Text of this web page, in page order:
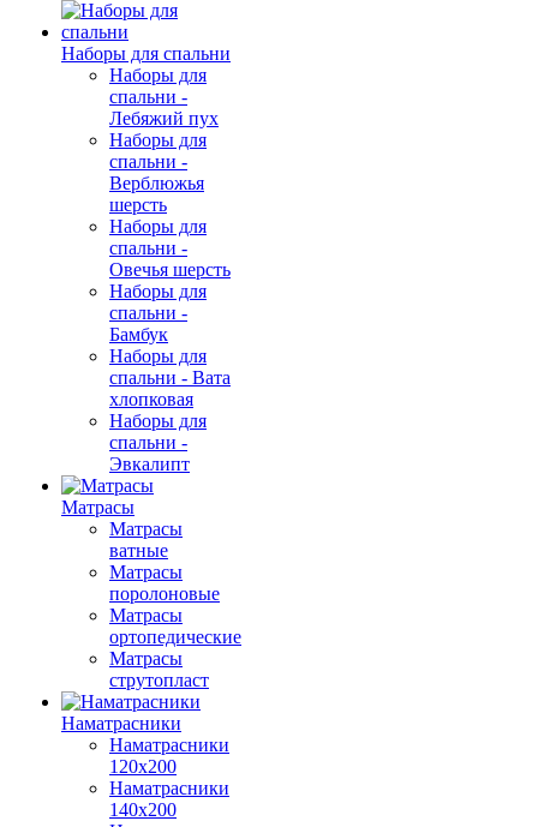
Наборы для спальни
Наборы для
спальни -
Лебяжий пух
Наборы для
спальни -
Верблюжья
шерсть
Наборы для
спальни -
Овечья шерсть
Наборы для
спальни -
Бамбук
Наборы для
спальни - Вата
хлопковая
Наборы для
спальни -
Эвкалипт
Матрасы
Матрасы
ватные
Матрасы
поролоновые
Матрасы
ортопедические
Матрасы
струтопласт
Наматрасники
Наматрасники
120х200
Наматрасники
140х200